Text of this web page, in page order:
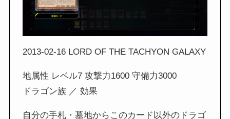
2013-02-16 LORD OF THE TACHYON GALAXY
地属性 レベル7 攻撃力1600 守備力3000
ドラゴン族 ／ 効果
自分の手札・墓地からこのカード以外のドラゴ